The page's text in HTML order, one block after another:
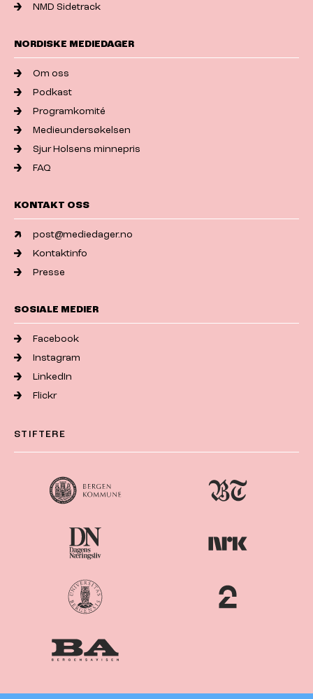
NMD Sidetrack
NORDISKE MEDIEDAGER
Om oss
Podkast
Programkomité
Medieundersøkelsen
Sjur Holsens minnepris
FAQ
KONTAKT OSS
post@mediedager.no
Kontaktinfo
Presse
SOSIALE MEDIER
Facebook
Instagram
LinkedIn
Flickr
STIFTERE